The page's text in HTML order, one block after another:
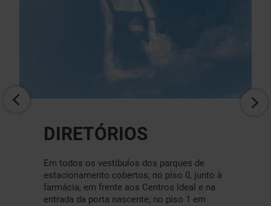
FARMÁCIA
No piso 0
MOSTRE-ME MAIS!